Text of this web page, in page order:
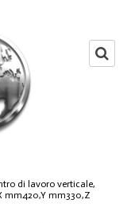
di lavoro verticale,
mm420,Y mm330,Z